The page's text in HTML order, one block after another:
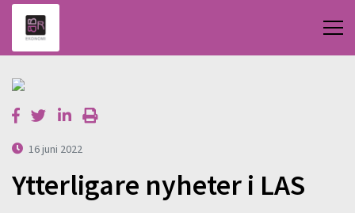
16 juni 2022
Ytterligare nyheter i LAS